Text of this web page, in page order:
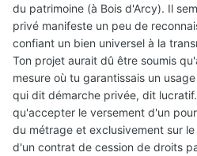
du patrimoine (à Bois d'Arcy). Il
privé manifeste un peu de
confiant un bien universel à la
Ton projet aurait dû être soumis
mesure où tu garantissais un
qui dit démarche privée, dit
qu'accepter le versement d'un
du métrage et exclusivement sur
d'un contrat de cession de droits